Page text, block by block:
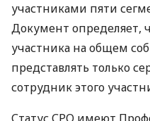
участниками пяти
Документ определяет,
участника на общем
представлять только
сотрудник этого